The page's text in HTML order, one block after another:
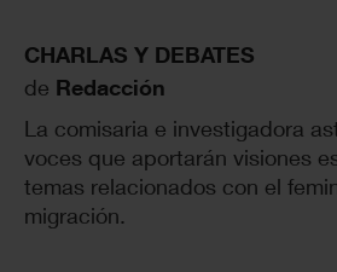
CHARLAS Y DEBATES
de Redacción
La comisaria e investigadora
voces que aportarán visiones
temas relacionados con el
migración.